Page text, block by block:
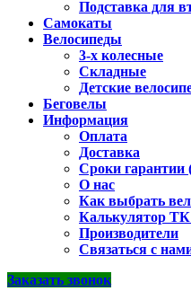
Подставка для
Самокаты
Велосипеды
3-х колесные
Складные
Детские
Беговелы
Информация
Оплата
Доставка
Сроки гарантии
О нас
Как выбрать
Калькулятор
Производители
Связаться с
Заказать звонок